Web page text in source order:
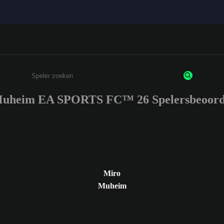
Enter a minimum of 3 characters or numbers
EA SPORTS FC™ 26
Miro
Muheim